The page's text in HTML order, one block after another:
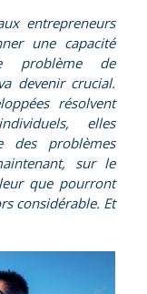
entrepreneurs
une capacité
problème de
devenir crucial.
résolvent
elles
des problèmes
sur le
que pourront
considérable. Et